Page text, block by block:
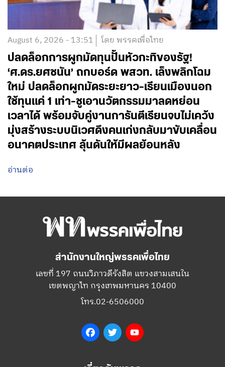
August 6, 2026 - 13:51 โดย พรรคเพื่อไทย
ปลดล็อกการผูกมัดทุนปั้นหัวกะทิของรัฐ!
‘ศ.ดร.ยศชนัน’ ถกบอร์ด พสวท. เล็งพลิกโฉม
ใหม่ ปลดล็อกผูกมัดระยะยาว-เรียนเมืองนอก
ใช้ทุนแค่ 1 เท่า-ชูเอานวัตกรรมมาลดหย่อน
เวลาได้ พร้อมจับคู่งานการันตีเรียนจบไม่เคว้ง
มุ่งสร้างระบบนิเวศดึงคนเก่งกลับมาขับเคลื่อน
อนาคตประเทศ ลุ้นดันให้มีผลย้อนหลัง
อ่านต่อ
สำนักงานใหญ่พรรคเพื่อไทย
เลขที่ 197 ถนนวิภาวดีรังสิต แขวงสามเสนใน
เขตพญาไท กรุงเทพมหานคร 10400
โทร.02-6506000
FacebookTwitter